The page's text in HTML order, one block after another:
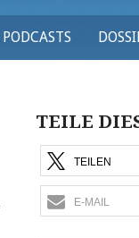
PODCASTS
TEILE
TEILEN
E-MAIL